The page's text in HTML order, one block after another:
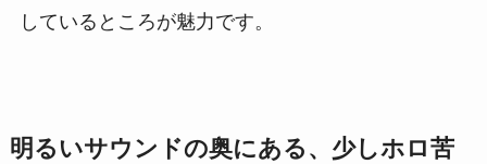
しているところが魅力です。
明るいサウンドの奥にある、少しホロ苦